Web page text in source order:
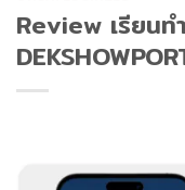
Review เรียน